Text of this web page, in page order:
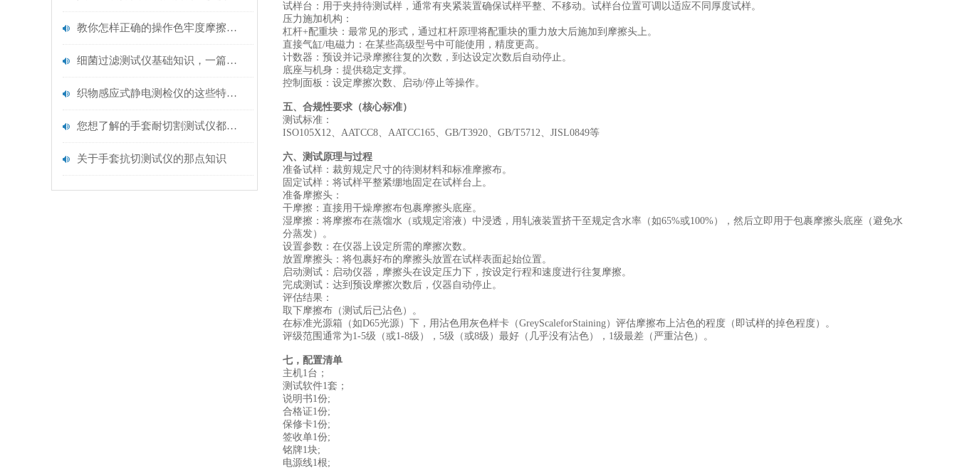
教你怎样正确的操作色牢度摩擦测试机
细菌过滤测试仪基础知识，一篇搞定
织物感应式静电测检仪的这些特点很少有人都知道
您想了解的手套耐切割测试仪都在这里了
关于手套抗切测试仪的那点知识
‌试样台：‌用于夹持待测试样，通常有夹紧装置确保试样平整、不移动。试样台位置可调以适应不同厚度试样。
‌压力施加机构：‌
‌杠杆+配重块：‌最常见的形式，通过杠杆原理将配重块的重力放大后施加到摩擦头上。
‌直接气缸/电磁力：‌在某些高级型号中可能使用，精度更高。
‌计数器：‌预设并记录摩擦往复的次数，到达设定次数后自动停止。
‌底座与机身：‌提供稳定支撑。
‌控制面板：‌设定摩擦次数、启动/停止等操作。
五、合规性要求（核心标准）
测试标准：
ISO105X12、AATCC8、AATCC165、GB/T3920、GB/T5712、JISL0849等
六、测试原理与过程
‌准备试样：‌裁剪规定尺寸的待测材料和标准摩擦布。
‌固定试样：‌将试样平整紧绷地固定在试样台上。
‌准备摩擦头：‌
‌干摩擦：‌直接用干燥摩擦布包裹摩擦头底座。
‌湿摩擦：‌将摩擦布在蒸馏水（或规定溶液）中浸透，用轧液装置挤干至规定含水率（如65%或100%），然后立即用于包裹摩擦头底座（避免水
分蒸发）。
‌设置参数：‌在仪器上设定所需的摩擦次数。
‌放置摩擦头：‌将包裹好布的摩擦头放置在试样表面起始位置。
‌启动测试：‌启动仪器，摩擦头在设定压力下，按设定行程和速度进行往复摩擦。
‌完成测试：‌达到预设摩擦次数后，仪器自动停止。
‌评估结果：‌
取下摩擦布（测试后已沾色）。
在标准光源箱（如D65光源）下，用沾色用灰色样卡（GreyScaleforStaining）评估摩擦布上沾色的程度（即试样的掉色程度）。
评级范围通常为1-5级（或1-8级），5级（或8级）最好（几乎没有沾色），1级最差（严重沾色）。
七，配置清单
主机1台；
测试软件1套；
说明书1份;
合格证1份;
保修卡1份;
签收单1份;
铭牌1块;
电源线1根;